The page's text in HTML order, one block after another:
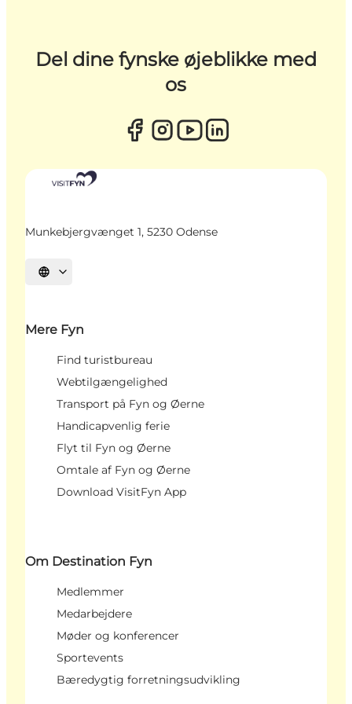
Del dine fynske øjeblikke med
os
Munkebjergvænget 1, 5230 Odense
Vælg sprog
Mere Fyn
Find turistbureau
Webtilgængelighed
Transport på Fyn og Øerne
Handicapvenlig ferie
Flyt til Fyn og Øerne
Omtale af Fyn og Øerne
Download VisitFyn App
Om Destination Fyn
Medlemmer
Medarbejdere
Møder og konferencer
Sportevents
Bæredygtig forretningsudvikling